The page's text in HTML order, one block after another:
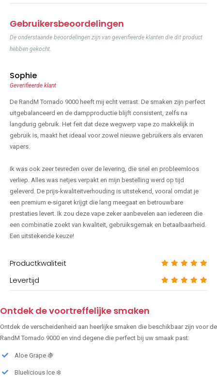
Gebruikersbeoordelingen
De onderstaande beoordelingen zijn van geverifieerde klanten die dit product
hebben gekocht.
Sophie
Geverifieerde klant
De RandM Tornado 9000 heeft mij echt verrast. De smaken zijn perfect
uitgebalanceerd en de dampproductie blijft consistent, zelfs na
langdurig gebruik. Het feit dat deze wegwerp vape zo makkelijk in
gebruik is, maakt het ideaal voor zowel nieuwe gebruikers als ervaren
vapers.
Ik was ook zeer tevreden over de levering, die snel en probleemloos
verliep. Alles was netjes verpakt en mijn bestelling werd op tijd
geleverd. De prijs-kwaliteitverhouding is uitstekend, vooral omdat je
een premium e-sigaret krijgt die lang meegaat en betrouwbare
prestaties levert. Ik zou deze vape zeker aanbevelen aan iedereen die
een combinatie zoekt van kwaliteit, gebruiksgemak en betaalbaarheid.
Een uitstekende keuze!
Productkwaliteit
Levertijd
Ontdek de voortreffelijke smaken
Ontdek de verscheidenheid aan heerlijke smaken die beschikbaar zijn voor de
RandM Tornado 9000 en vind degene die perfect bij uw smaak past:
Aloe Grape 🍇
Bluelicious Ice ❄️